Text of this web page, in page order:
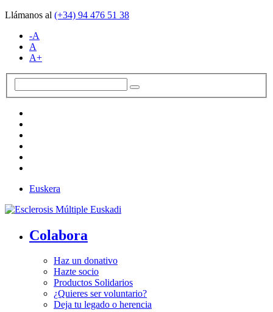
Llámanos al (+34) 94 476 51 38
-A
A
A+
Euskera
Colabora
Haz un donativo
Hazte socio
Productos Solidarios
¿Quieres ser voluntario?
Deja tu legado o herencia